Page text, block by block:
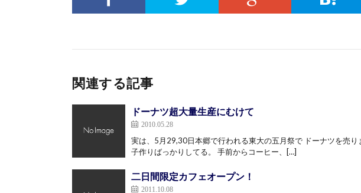
関連する記事
ドーナツ超大量生産にむけて
2010.05.28
実は、5月29,30日本郷で行われる東大の五月祭で ドーナツを売
子作りばっかりしてる。 手前からコーヒー、[…]
二日間限定カフェオープン！
2011.10.08